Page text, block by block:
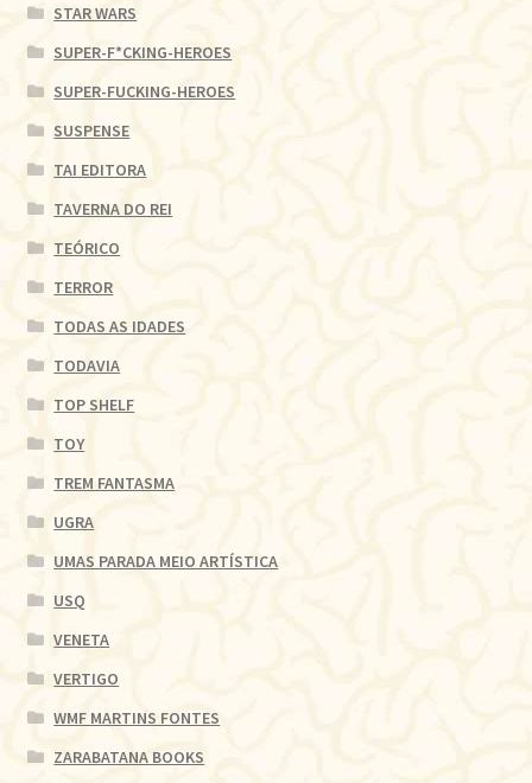
STAR WARS
SUPER-F*CKING-HEROES
SUPER-FUCKING-HEROES
SUSPENSE
TAI EDITORA
TAVERNA DO REI
TEÓRICO
TERROR
TODAS AS IDADES
TODAVIA
TOP SHELF
TOY
TREM FANTASMA
UGRA
UMAS PARADA MEIO ARTÍSTICA
USQ
VENETA
VERTIGO
WMF MARTINS FONTES
ZARABATANA BOOKS